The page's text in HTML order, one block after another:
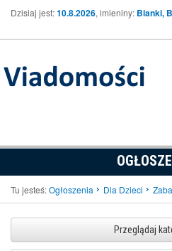
Dzisiaj jest:10.8.2026, imieniny: Bianki,
Tu jesteś:Ogłoszenia Dla Dzieci
Przeglądaj